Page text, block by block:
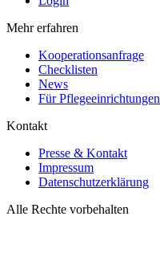
Mehr erfahren
Kooperationsanfrage
Checklisten
News
Für Pflegeeinrichtungen
Kontakt
Presse & Kontakt
Impressum
Datenschutzerklärung
Alle Rechte vorbehalten